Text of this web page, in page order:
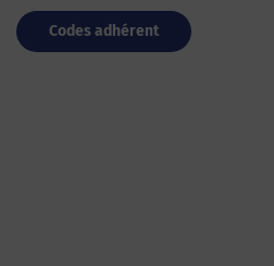
Codes adhérent